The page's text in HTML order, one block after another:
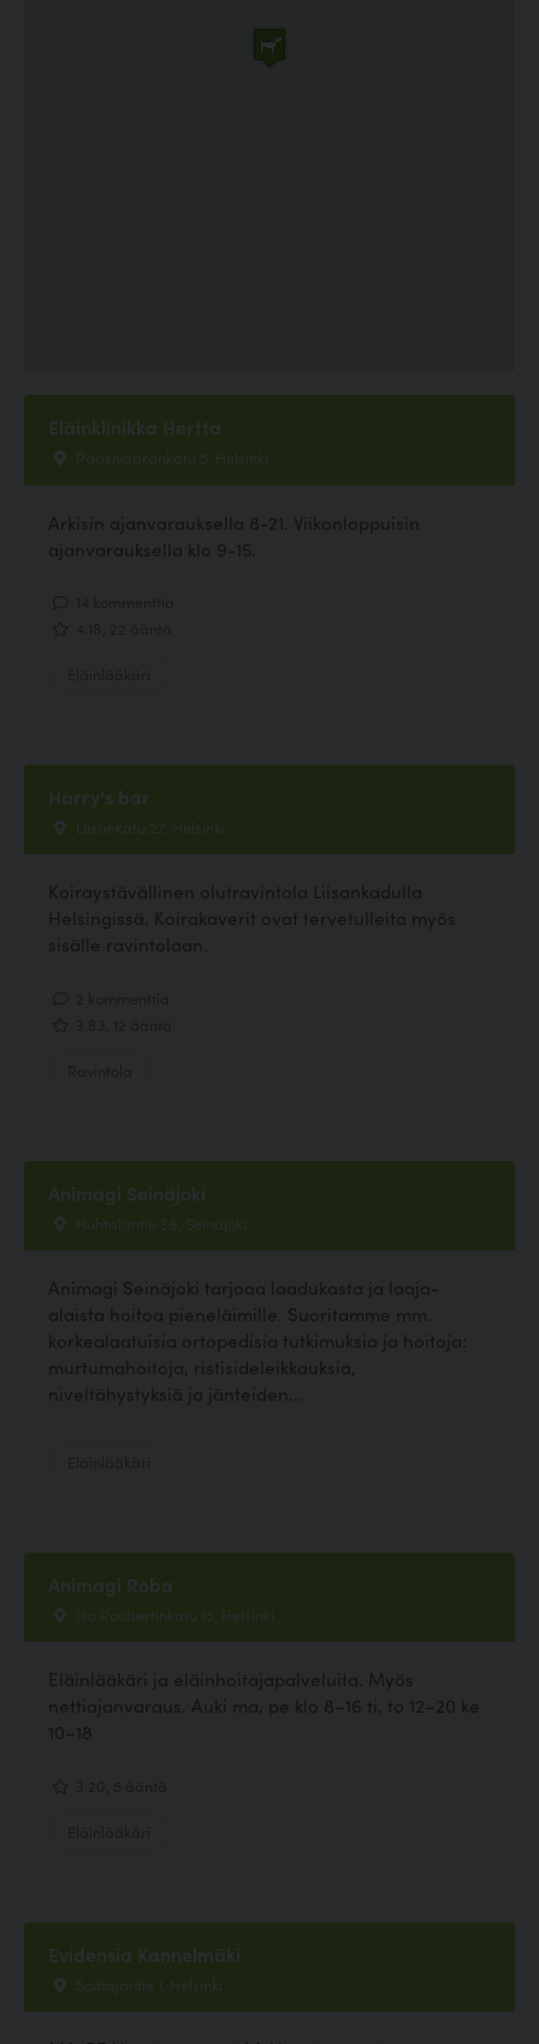
Eläinklinikka Hertta
Paasivaarankatu 5, Helsinki
Arkisin ajanvarauksella 8-21. Viikonloppuisin
ajanvarauksella klo 9-15.
Harry's bar
Liisankatu 27, Helsinki
Koiraystävällinen olutravintola Liisankadulla
Helsingissä. Koirakaverit ovat tervetulleita myös
sisälle ravintolaan.
Animagi Seinäjoki
Huhtalantie 38, Seinäjoki
Animagi Seinäjoki tarjoaa laadukasta ja laaja-
alaista hoitoa pieneläimille. Suoritamme mm.
korkealaatuisia ortopedisia tutkimuksia ja hoitoja:
murtumahoitoja, ristisideleikkauksia,
niveltähystyksiä ja jänteiden...
Animagi Roba
Iso Roobertinkatu 15, Helsinki
Eläinlääkäri ja eläinhoitajapalveluita. Myös
nettiajanvaraus. Auki ma, pe klo 8–16 ti, to 12–20 ke
10–18
Evidensia Kannelmäki
Soittajantie 1, Helsinki